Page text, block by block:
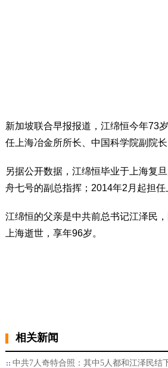
新加坡联合早报报道，江绵恒今年73
任上海冶金所所长、中国科学院副院
另据公开数据，江绵恒毕业于上海复
舟七号的副总指挥；2014年2月起担
江绵恒的父亲是中共前总书记江泽民
上海逝世，享年96岁。
相关新闻
中共7人奇特合照：其中5人都和江泽民结